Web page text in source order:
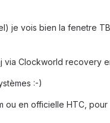
je vois bien la fenetre
via Clockworld
:-)
ou en officielle HTC,